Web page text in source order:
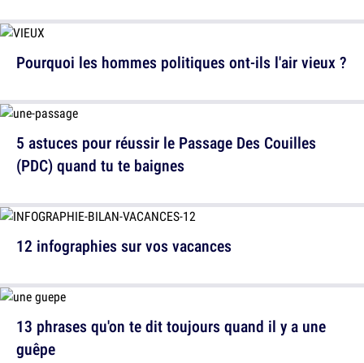
5 astuces pour réussir le Passage Des Couilles
(PDC) quand tu te baignes
13 phrases qu'on te dit toujours quand il y a une
guêpe
Pourquoi les hommes politiques ont-ils l'air vieux ?
12 infographies sur vos vacances